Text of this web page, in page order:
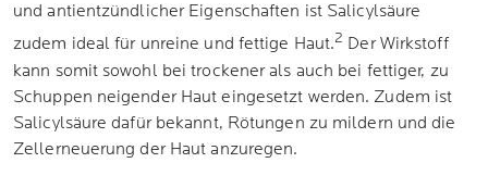
und antientzündlicher Eigenschaften ist Salicylsäure
zudem ideal für unreine und fettige Haut.2 Der Wirkstoff
kann somit sowohl bei trockener als auch bei fettiger, zu
Schuppen neigender Haut eingesetzt werden. Zudem ist
Salicylsäure dafür bekannt, Rötungen zu mildern und die
Zellerneuerung der Haut anzuregen.